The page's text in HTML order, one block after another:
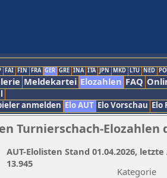
FAI FIN FRA GER GRE INA ITA JPN MKD LTU NED
Meldekartei Elozahlen FAQ
anmelden Elo AUT Elo Vorschau Elo
Turnierschach-Elozahlen
Kategorie
AUT-Elolisten Stand 01.04.2026,
13.945